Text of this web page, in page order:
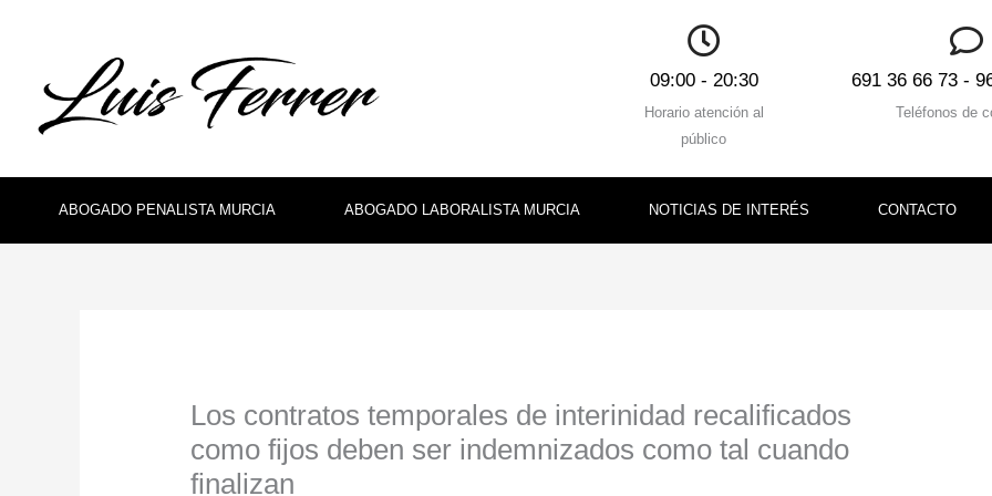
09:00 - 20:30
Horario atención al
público
691 36 66 73 -
Teléfonos de
ABOGADO PENALISTA MURCIA ABOGADO LABORALISTA MURCIA NOTICIAS DE INTERÉS CONTACTO
Los contratos temporales de interinidad recalificados
como fijos deben ser indemnizados como tal cuando
finalizan